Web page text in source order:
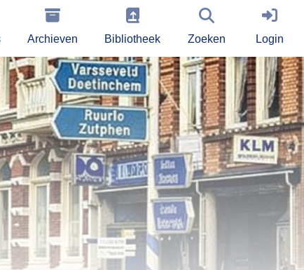
Archieven Bibliotheek Zoeken Login